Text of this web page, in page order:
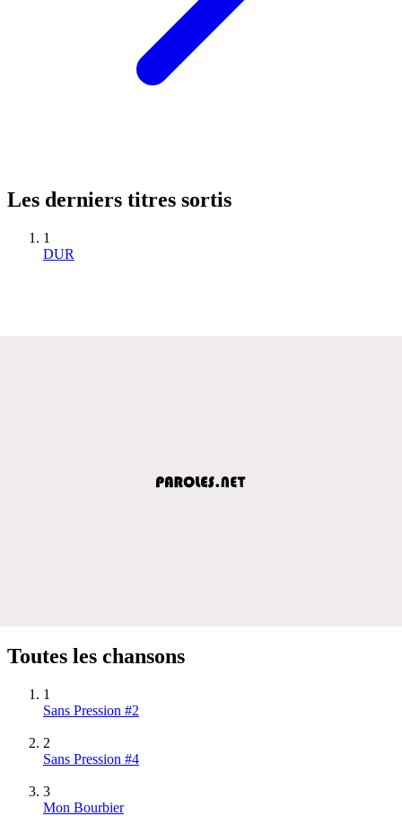
Les derniers titres sortis
1
DUR
Toutes les chansons
1
Sans Pression #2
2
Sans Pression #4
3
Mon Bourbier